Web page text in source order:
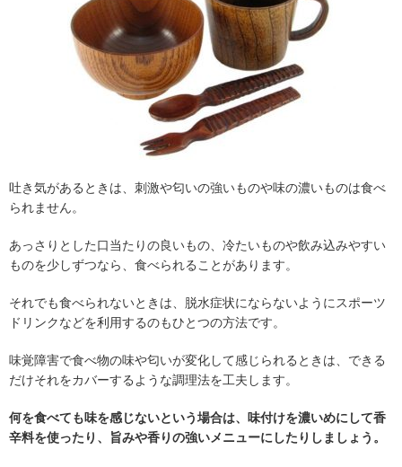
吐き気があるときは、刺激や匂いの強いものや味の濃いものは食べ
られません。
あっさりとした口当たりの良いもの、冷たいものや飲み込みやすい
ものを少しずつなら、食べられることがあります。
それでも食べられないときは、脱水症状にならないようにスポーツ
ドリンクなどを利用するのもひとつの方法です。
味覚障害で食べ物の味や匂いが変化して感じられるときは、できる
だけそれをカバーするような調理法を工夫します。
何を食べても味を感じないという場合は、味付けを濃いめにして香
辛料を使ったり、旨みや香りの強いメニューにしたりしましょう。